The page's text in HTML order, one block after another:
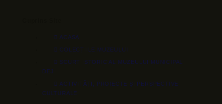
ACASA
COLECȚIILE MUZEULUI
SCURT ISTORIC AL MUZEULUI MUNICIPAL
DEJ
ACTIVITĂȚI, PROIECTE ȘI PERSPECTIVE
CULTURALE